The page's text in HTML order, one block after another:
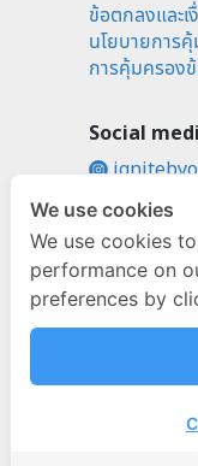
ข้อตกลงและเ
นโยบายการ
การคุ้มครอง
Social
fb.com/
We use cookies
We use cookies
performance on
preferences by